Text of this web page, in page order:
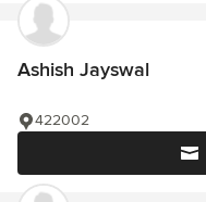
Ashish Jayswal
422002